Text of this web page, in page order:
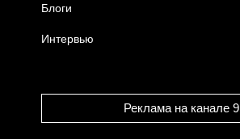
Блоги
Интервью
Реклама на канале 9